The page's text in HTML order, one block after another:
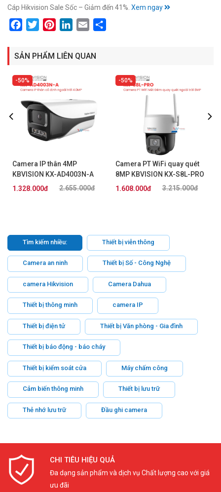
Cáp Hikvision Sale Sốc – Giảm đến 41%. Xem ngay
FacebookTwitterPinterestLinkedIn
Email
SẢN PHẨM LIÊN QUAN
50%
Camera IP thân 4MP
KBVISION KX-AD4003N-A
2.655.000đ
1.328.000đ
50%
Camera PT WiFi quay quét
8MP KBVISION KX-S8L-PRO
3.215.000đ
1.608.000đ
Tìm kiếm nhiều: Thiết bị viễn thông
Camera an ninh Thiết bị Số - Công Nghệ
camera Hikvision Camera Dahua
Thiết bị thông minh camera IP
Thiết bị điện tử Thiết bị Văn phòng - Gia đình
Thiết bị báo động - báo cháy
Thiết bị kiểm soát cửa Máy chấm công
Cảm biến thông minh Thiết bị lưu trữ
Thẻ nhớ lưu trữ Đầu ghi camera
CHI TIÊU HIỆU QUẢ
Đa dạng sản phẩm và dịch vụ Chất lượng cao với giá
ưu đãi